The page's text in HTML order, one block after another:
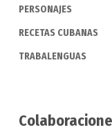
PERSONAJES
RECETAS CUBANAS
TRABALENGUAS